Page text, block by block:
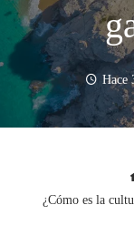
Hace
¿Cómo es la